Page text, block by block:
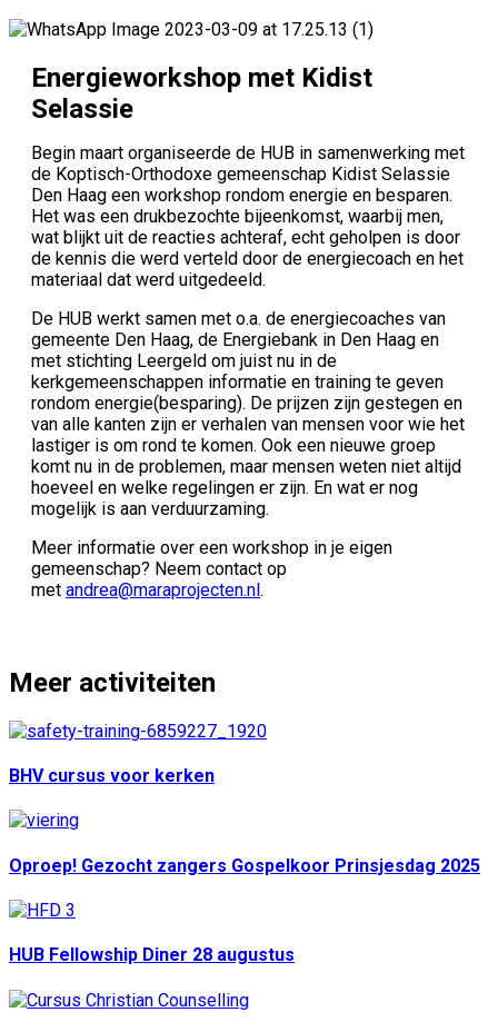
Energieworkshop met Kidist
Selassie
Begin maart organiseerde de HUB in samenwerking met
de Koptisch-Orthodoxe gemeenschap Kidist Selassie
Den Haag een workshop rondom energie en besparen.
Het was een drukbezochte bijeenkomst, waarbij men,
wat blijkt uit de reacties achteraf, echt geholpen is door
de kennis die werd verteld door de energiecoach en het
materiaal dat werd uitgedeeld.
De HUB werkt samen met o.a. de energiecoaches van
gemeente Den Haag, de Energiebank in Den Haag en
met stichting Leergeld om juist nu in de
kerkgemeenschappen informatie en training te geven
rondom energie(besparing). De prijzen zijn gestegen en
van alle kanten zijn er verhalen van mensen voor wie het
lastiger is om rond te komen. Ook een nieuwe groep
komt nu in de problemen, maar mensen weten niet altijd
hoeveel en welke regelingen er zijn. En wat er nog
mogelijk is aan verduurzaming.
Meer informatie over een workshop in je eigen
gemeenschap? Neem contact op
met andrea@maraprojecten.nl.
Meer activiteiten
BHV cursus voor kerken
Oproep! Gezocht zangers Gospelkoor Prinsjesdag 2025
HUB Fellowship Diner 28 augustus